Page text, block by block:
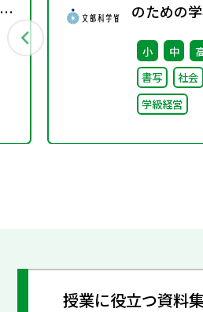
のための
のアイデ
について
小 中
書写
社会
学級経営
授業に役立つ資料集